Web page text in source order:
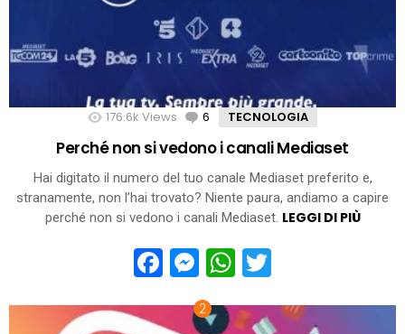
176.6k Views 6 Comments
TECNOLOGIA
Perché non si vedono i canali Mediaset
Hai digitato il numero del tuo canale Mediaset preferito e,
stranamente, non l’hai trovato? Niente paura, andiamo a capire
perché non si vedono i canali Mediaset. LEGGI DI PIÙ
Facebook
Messenger
WhatsApp